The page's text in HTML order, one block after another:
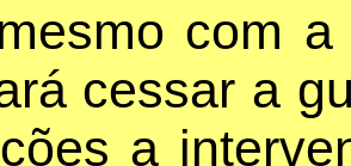
com
cessar a
a